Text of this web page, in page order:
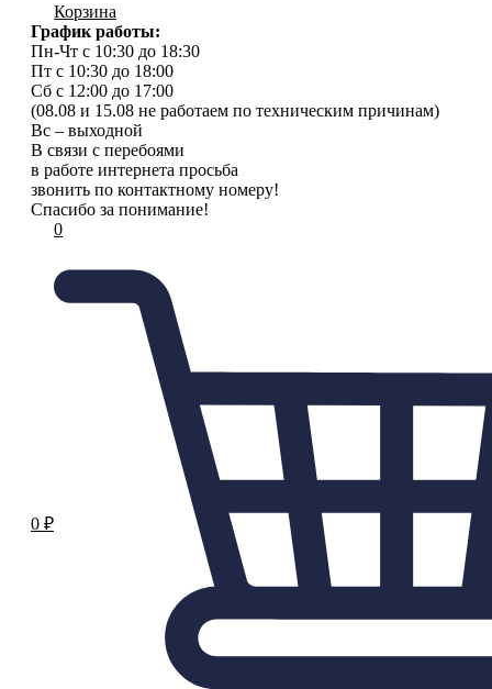
Корзина
График работы:
Пн-Чт с 10:30 до 18:30
Пт с 10:30 до 18:00
Сб с 12:00 до 17:00
(08.08 и 15.08 не работаем по техническим причинам)
Вс – выходной
В связи с перебоями
в работе интернета просьба
звонить по контактному номеру!
Спасибо за понимание!
0 ₽
0